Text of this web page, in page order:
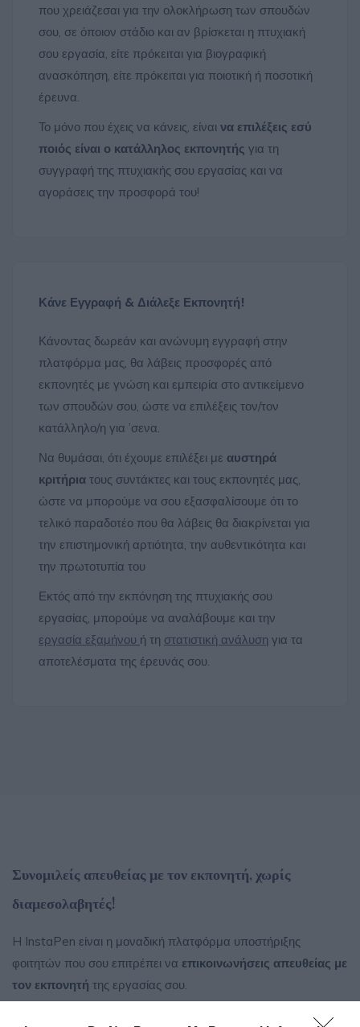
που χρειάζεσαι για την ολοκλήρωση των σπουδών
σου, σε όποιον στάδιο και αν βρίσκεται η πτυχιακή
σου εργασία, είτε πρόκειται για βιογραφική
ανασκόπηση, είτε πρόκειται για ποιοτική ή ποσοτική
έρευνα.
Το μόνο που έχεις να κάνεις, είναι να επιλέξεις εσύ
ποιός είναι ο κατάλληλος εκπονητής για τη
συγγραφή της πτυχιακής σου εργασίας και να
αγοράσεις την προσφορά του!
Κάνε Εγγραφή & Διάλεξε Εκπονητή!
Κάνοντας δωρεάν και ανώνυμη εγγραφή στην
πλατφόρμα μας, θα λάβεις προσφορές από
εκπονητές με γνώση και εμπειρία στο αντικείμενο
των σπουδών σου, ώστε να επιλέξεις τον/τον
κατάλληλο/η για ’σενα.
Να θυμάσαι, ότι έχουμε επιλέξει με αυστηρά
κριτήρια τους συντάκτες και τους εκπονητές μας,
ώστε να μπορούμε να σου εξασφαλίσουμε ότι το
τελικό παραδοτέο που θα λάβεις θα διακρίνεται για
την επιστημονική αρτιότητα, την αυθεντικότητα και
την πρωτοτυπία του
Εκτός από την εκπόνηση της πτυχιακής σου
εργασίας, μπορούμε να αναλάβουμε και την
εργασία εξαμήνου ή τη στατιστική ανάλυση για τα
αποτελέσματα της έρευνάς σου.
Συνομιλείς απευθείας με τον εκπονητή, χωρίς
διαμεσολαβητές!
H InstaPen είναι η μοναδική πλατφόρμα υποστήριξης
φοιτητών που σου επιτρέπει να επικοινωνήσεις απευθείας με
τον εκπονητή της εργασίας σου.
Καταλαβαίνουμε πόσο σημαντικό είναι για εσένα να γνωρίζεις